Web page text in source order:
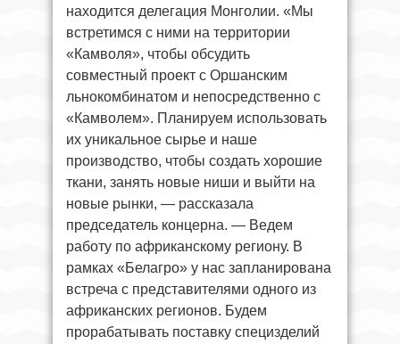
находится делегация Монголии. «Мы
встретимся с ними на территории
«Камволя», чтобы обсудить
совместный проект с Оршанским
льнокомбинатом и непосредственно с
«Камволем». Планируем использовать
их уникальное сырье и наше
производство, чтобы создать хорошие
ткани, занять новые ниши и выйти на
новые рынки, — рассказала
председатель концерна. — Ведем
работу по африканскому региону. В
рамках «Белагро» у нас запланирована
встреча с представителями одного из
африканских регионов. Будем
прорабатывать поставку специзделий